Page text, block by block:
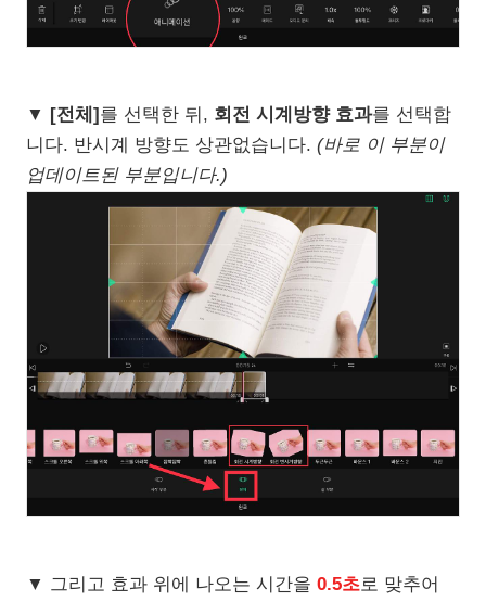
▼ [전체] 를 선택한 뒤, 회전 시계방향 효과를 선택합
니다. 반시계 방향도 상관없습니다. (바로 이 부분이
업데이트된 부분입니다.)
▼ 그리고 효과 위에 나오는 시간을 0.5초로 맞추어